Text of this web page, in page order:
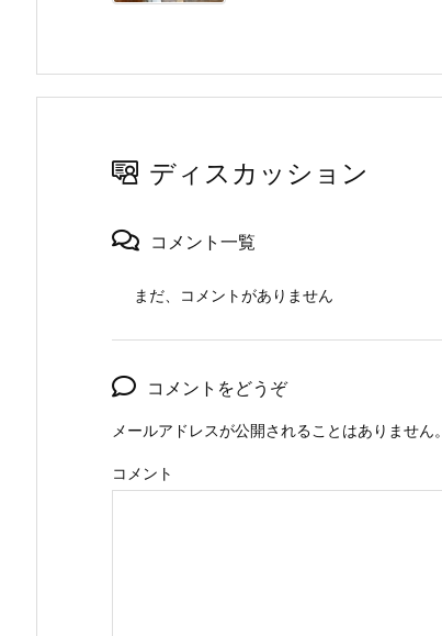
ディスカッション
コメント一覧
まだ、コメントがありません
コメントをどうぞ
メールアドレスが公開されることはありません。
コメント